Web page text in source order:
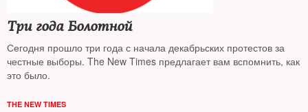
Три года Болотной
Сегодня прошло три года с начала декабрьских протестов за
честные выборы. The New Times предлагает вам вспомнить, как
это было.
THE NEW TIMES